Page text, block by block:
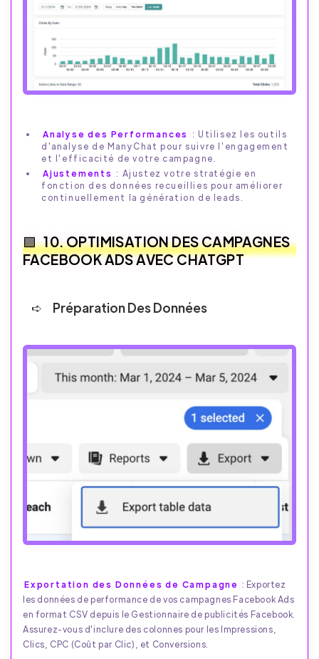
Analyse des Performances
: Utilisez les outils
d'analyse de ManyChat pour suivre l'engagement
et l'efficacité de votre campagne.
Ajustements : Ajustez votre stratégie en
fonction des données recueillies pour améliorer
continuellement la génération de leads.
10. OPTIMISATION DES CAMPAGNES
FACEBOOK ADS AVEC CHATGPT
Préparation Des Données
Exportation des Données de Campagne : Exportez
les données de performance de vos campagnes Facebook Ads
en format CSV depuis le Gestionnaire de publicités Facebook.
Assurez-vous d'inclure des colonnes pour les Impressions,
Clics, CPC (Coût par Clic), et Conversions.